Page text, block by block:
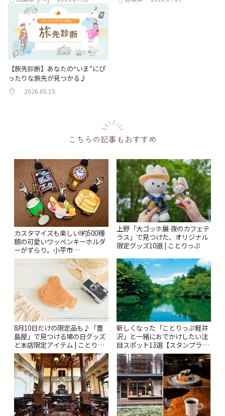
【旅先診断】あなたの“いま”にぴ
ったりな旅先が見つかる♪
2026.05.15
こちらの記事もおすすめ
カスタマイズも楽しい!約500種
類の可愛いワッペンキーホルダ
ーがずらり。小平市
「Kimamaya T&K」 | ことりっ
上野「大ゴッホ展 夜のカフェテ
ラス」で見つけた、オリジナル
限定グッズ10選 | ことりっぷ
8月10日だけの限定品も♪「豊
島屋」で見つける鳩の日グッズ
と本店限定アイテム | ことりっ
ぷ
新しくなった「ことりっぷ軽井
沢」と一緒におでかけしたい注
目スポット13選【スタンプラリ
ー開催中】 | ことりっぷ